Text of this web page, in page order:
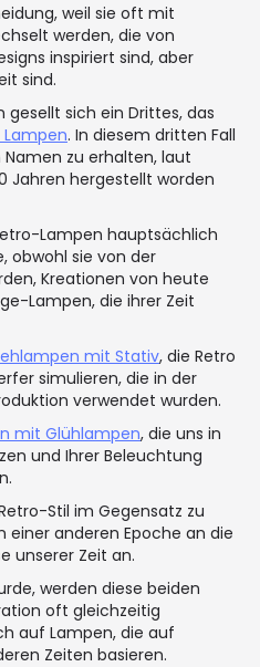
weil sie oft mit
werden, die von
inspiriert sind, aber
sind.
gesellt sich ein Drittes, das
. In diesem dritten Fall
zu erhalten, laut
Jahren hergestellt worden
Lampen hauptsächlich
obwohl sie von der
Kreationen von heute
Lampen, die ihrer Zeit
mit Stativ, die Retro
simulieren, die in der
verwendet wurden.
mit Glühlampen, die uns in
und Ihrer Beleuchtung
Stil im Gegensatz zu
einer anderen Epoche an die
unserer Zeit an.
werden diese beiden
oft gleichzeitig
auf Lampen, die auf
Zeiten basieren.